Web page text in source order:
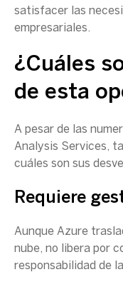
satisfacer las
empresariales.
¿Cuáles
de esta
A pesar de las
Analysis Services,
cuáles son sus
Requiere
Aunque Azure
nube, no libera por
responsabilidad de